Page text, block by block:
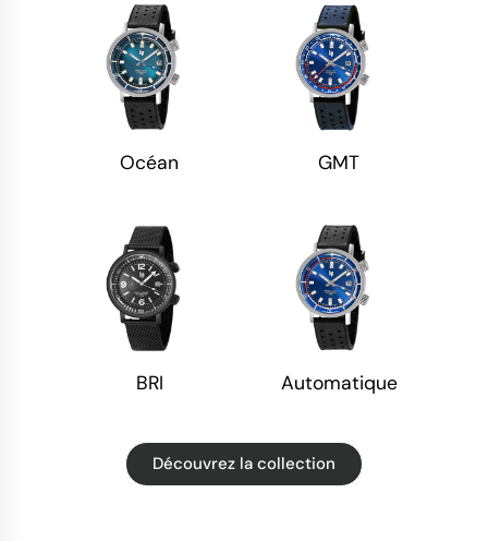
Océan GMT
BRI Automatique
Découvrez la collection